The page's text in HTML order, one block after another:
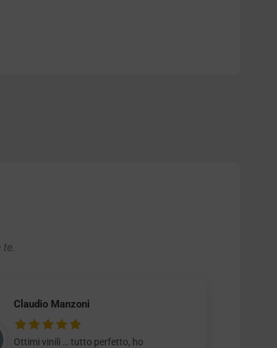
Claudio Manzoni
Ottimi vinili … tutto perfetto, ho